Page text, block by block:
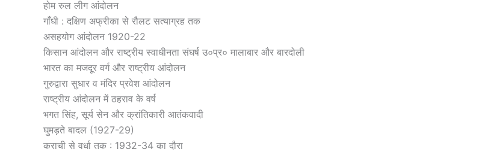
होम रुल लीग आंदोलन
गाँधी : दक्षिण अफ्रीका से रौलट सत्याग्रह तक
असहयोग आंदोलन 1920-22
किसान आंदोलन और राष्ट्रीय स्वाधीनता संघर्ष उ०प्र० मालाबार और बारदोली
भारत का मजदूर वर्ग और राष्ट्रीय आंदोलन
गुरुद्वारा सुधार व मंदिर प्रवेश आंदोलन
राष्ट्रीय आंदोलन में ठहराव के वर्ष
भगत सिंह, सूर्य सेन और क्रांतिकारी आतंकवादी
घुमड़ते बादल (1927-29)
कराची से वर्धा तक : 1932-34 का दौरा